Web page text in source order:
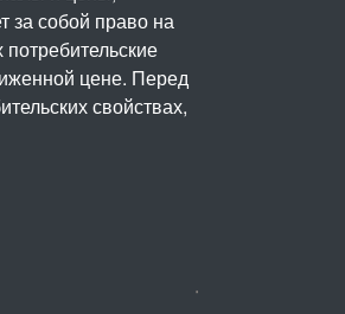
за собой право на
цене. Перед
свойствах,